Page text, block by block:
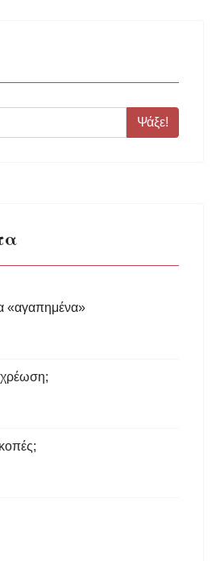
Ψάξε!
«αγαπημένα»